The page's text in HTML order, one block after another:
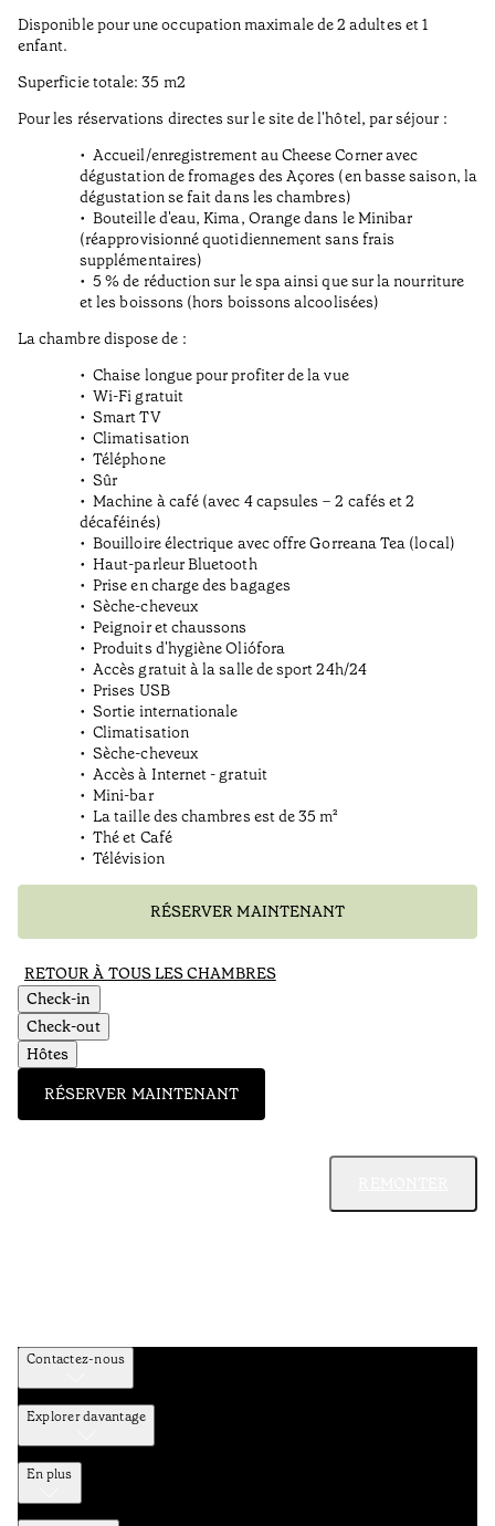
Disponible pour une occupation maximale de 2 adultes et 1
enfant.
Superficie totale: 35 m2
Pour les réservations directes sur le site de l'hôtel, par séjour :
Accueil/enregistrement au Cheese Corner avec
dégustation de fromages des Açores (en basse saison, la
dégustation se fait dans les chambres)
Bouteille d'eau, Kima, Orange dans le Minibar
(réapprovisionné quotidiennement sans frais
supplémentaires)
5 % de réduction sur le spa ainsi que sur la nourriture
et les boissons (hors boissons alcoolisées)
La chambre dispose de :
Chaise longue pour profiter de la vue
Wi-Fi gratuit
Smart TV
Climatisation
Téléphone
Sûr
Machine à café (avec 4 capsules – 2 cafés et 2
décaféinés)
Bouilloire électrique avec offre Gorreana Tea (local)
Haut-parleur Bluetooth
Prise en charge des bagages
Sèche-cheveux
Peignoir et chaussons
Produits d'hygiène Oliófora
Accès gratuit à la salle de sport 24h/24
Prises USB
Sortie internationale
Climatisation
Sèche-cheveux
Accès à Internet - gratuit
Mini-bar
La taille des chambres est de 35 m²
Thé et Café
Télévision
RÉSERVER MAINTENANT
RETOUR À TOUS LES CHAMBRES
Check-in
Check-out
Hôtes
RÉSERVER MAINTENANT
Contactez-nous
Explorer davantage
En plus